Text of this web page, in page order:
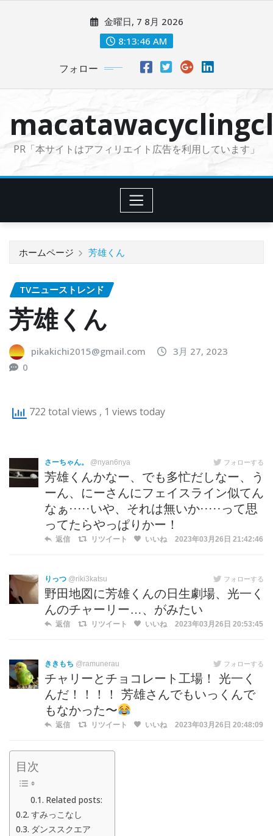
に
金曜日, 7 8月 2026
8:13:47 AM
フォロー
PR「本サイトはアフィリエイト広告を利用しています」
ホームページ 芳雄くん
TVニューストレンド
芳雄くん
pikakichi2015@gmail.com
3月 27, 2023
0
722 total views , 1 views today
さーちゃん。 @nyan6nya フォローする
芳雄くんかなー、でも多忙だしなー、う
ーん、にーさんにフェイスライン似てん
なぁ·····いや、それは無いか·····って思
ってたらやっぱりかー！
返信 リツイート いいね 2023年03月26日 21:42:46
りっつ @riki3katsu フォローする
野田地図に芳雄くんの日生劇場、光一く
んのチャーリー…、がみたい
返信 リツイート いいね 2023年03月26日 20:53:45
ききもち @ramunerau フォローする
チャリーとチョコレート工場！ 光一く
んだ！！！！ 芳雄さんでもいっくんで
もなかった〜
返信 リツイート いいね 2023年03月26日 20:48:09
目次
Related posts:
すみっこなし
ダンススクエア